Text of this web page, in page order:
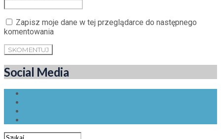
Zapisz moje dane w tej przeglądarce do następnego
komentowania
Social Media